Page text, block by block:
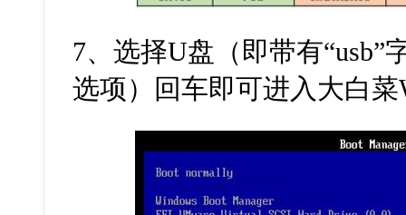
7、选择U盘（即带有“usb”
选项）回车即可进入大白菜